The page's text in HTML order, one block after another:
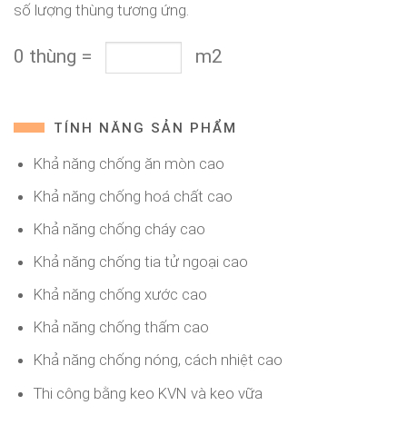
số lượng thùng tương ứng.
0 thùng = m2
TÍNH NĂNG SẢN PHẨM
Khả năng chống ăn mòn cao
Khả năng chống hoá chất cao
Khả năng chống cháy cao
Khả năng chống tia tử ngoại cao
Khả năng chống xước cao
Khả năng chống thấm cao
Khả năng chống nóng, cách nhiệt cao
Thi công bằng keo KVN và keo vữa